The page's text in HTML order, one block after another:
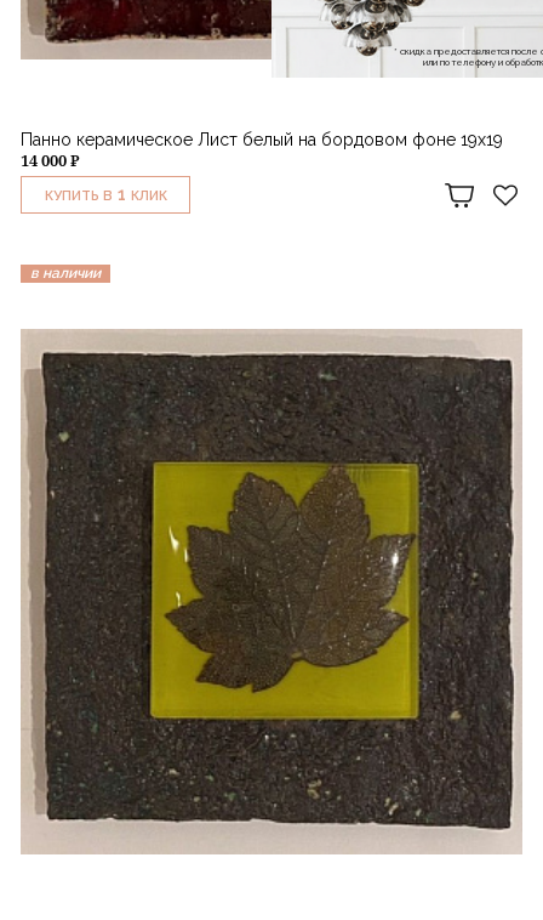
Панно керамическое Лист белый на бордовом фоне 19х19
14 000 ₽
КУПИТЬ В 1 КЛИК
в наличии
* скидка предоставляется
или по телефону и